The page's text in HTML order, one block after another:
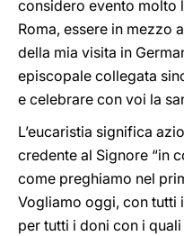
considero evento molto
Roma, essere in mezzo
della mia visita in
episcopale collegata
e celebrare con voi la
L’eucaristia significa
credente al Signore “in
come preghiamo nel
Vogliamo oggi, con tutti
per tutti i doni con i